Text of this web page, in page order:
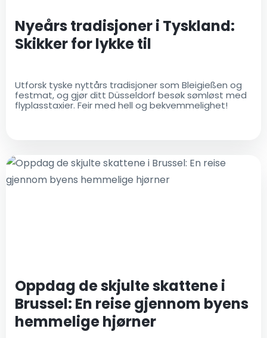
Nyeårs tradisjoner i Tyskland:
Skikker for lykke til
Utforsk tyske nyttårs tradisjoner som Bleigießen og
festmat, og gjør ditt Düsseldorf besøk sømløst med
flyplasstaxier. Feir med hell og bekvemmelighet!
Oppdag de skjulte skattene i
Brussel: En reise gjennom byens
hemmelige hjørner